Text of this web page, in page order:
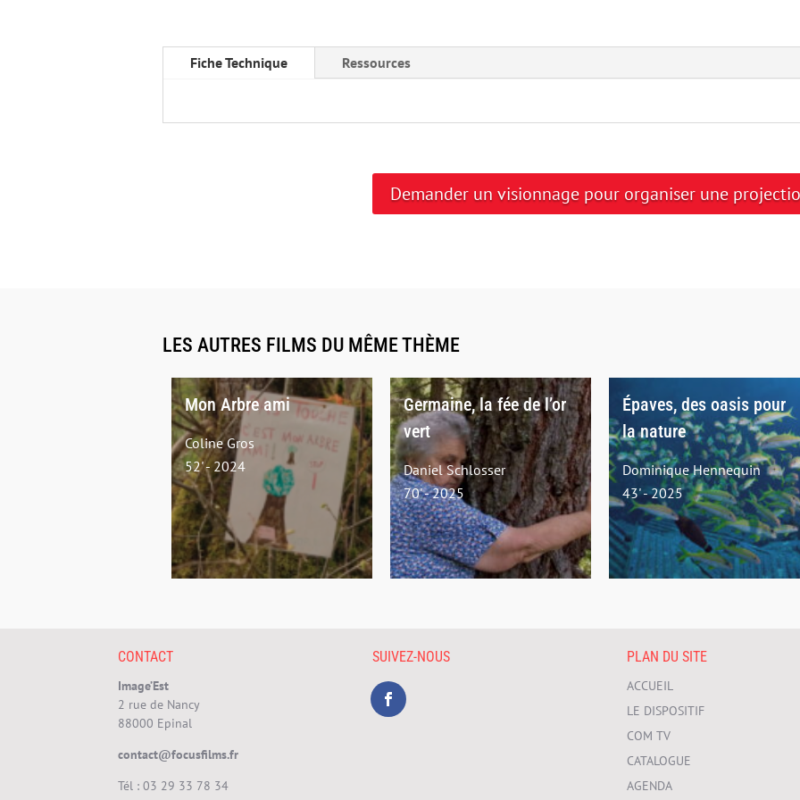
Fiche Technique Ressources
Demander un visionnage pour organiser une
LES AUTRES FILMS DU MÊME THÈME
Mon Arbre ami
Coline Gros
52' - 2024
Germaine, la fée de l’or
vert
Daniel Schlosser
70' - 2025
Épaves, des oasis pour
la nature
Dominique Hennequin
43' - 2025
CONTACT
Image’Est
2 rue de Nancy
88000 Epinal
contact@focusfilms.fr
Tél : 03 29 33 78 34
SUIVEZ-NOUS PLAN DU SITE
ACCUEIL
LE DISPOSITIF
COM TV
CATALOGUE
AGENDA